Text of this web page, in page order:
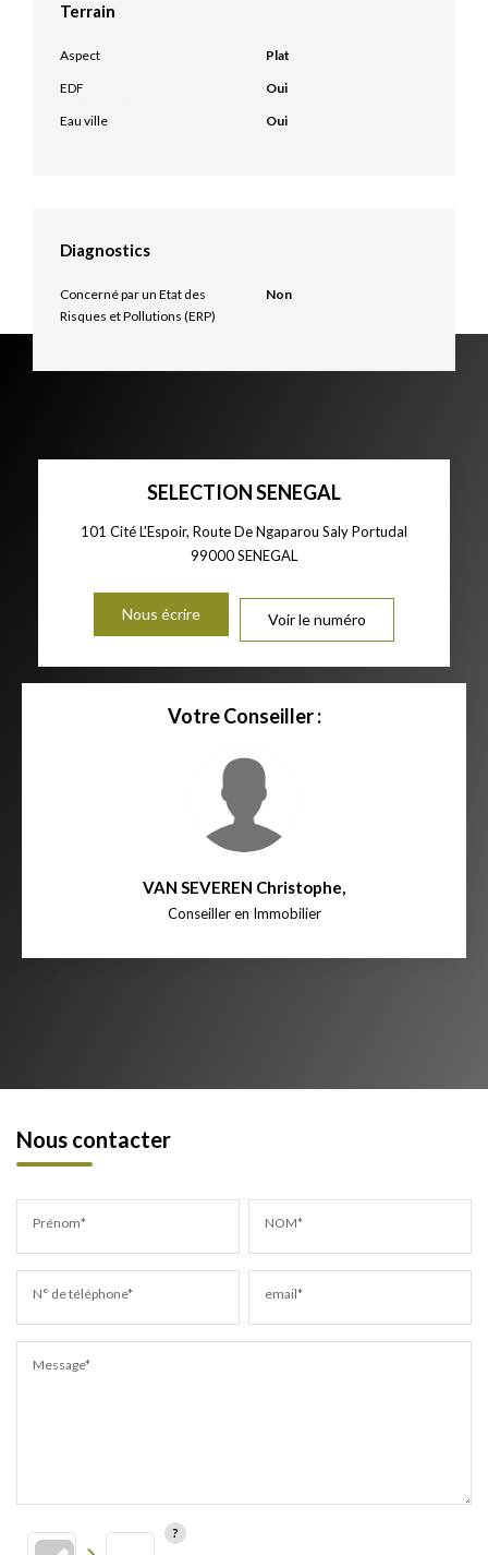
Terrain
Aspect
Plat
EDF
Oui
Eau ville
Oui
Diagnostics
Concerné par un Etat des
Risques et Pollutions (ERP)
Non
SELECTION SENEGAL
101 Cité L'Espoir, Route De Ngaparou Saly Portudal
99000SENEGAL
Nous écrire Voir le numéro
Votre Conseiller :
VAN SEVEREN Christophe,
Conseiller en Immobilier
Nous contacter
Prénom* NOM*
N° de téléphone* email*
Message*